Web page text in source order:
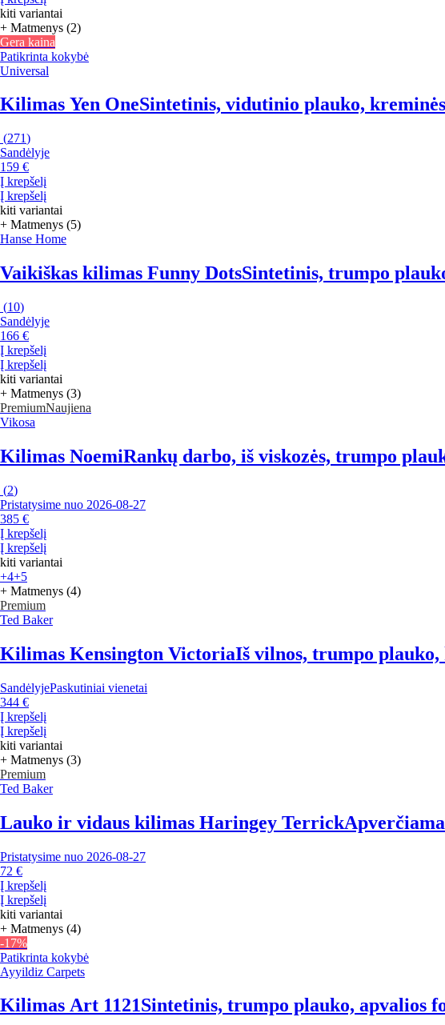
kiti variantai
+ Matmenys (2)
Gera kaina
Patikrinta kokybė
Universal
Kilimas Yen OneSintetinis, vidutinio plauko,
(271)
Sandėlyje
159 €
Į krepšelį
Į krepšelį
kiti variantai
+ Matmenys (5)
Hanse Home
Vaikiškas kilimas Funny DotsSintetinis, trumpo
(10)
Sandėlyje
166 €
Į krepšelį
Į krepšelį
kiti variantai
+ Matmenys (3)
PremiumNaujiena
Vikosa
Kilimas NoemiRankų darbo, iš viskozės, trumpo
(2)
Pristatysime nuo 2026‑08‑27
385 €
Į krepšelį
Į krepšelį
kiti variantai
+4+5
+ Matmenys (4)
Premium
Ted Baker
Kilimas Kensington VictoriaIš vilnos, trumpo plauko,
SandėlyjePaskutiniai vienetai
344 €
Į krepšelį
Į krepšelį
kiti variantai
+ Matmenys (3)
Premium
Ted Baker
Lauko ir vidaus kilimas Haringey Terrick
Pristatysime nuo 2026‑08‑27
72 €
Į krepšelį
Į krepšelį
kiti variantai
+ Matmenys (4)
-17%
Patikrinta kokybė
Ayyildiz Carpets
Kilimas Art 1121Sintetinis, trumpo plauko, apvalios